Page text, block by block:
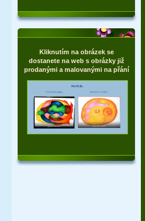
Kliknutím na obrázek se
dostanete na web s obrázky již
prodanými a malovanými na přání